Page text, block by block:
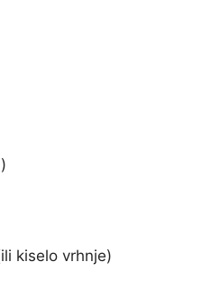
kiselo vrhnje)